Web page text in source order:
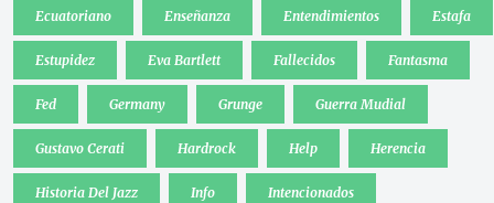
Ecuatoriano Enseñanza Entendimientos Estafa
Estupidez Eva Bartlett Fallecidos Fantasma
Fed Germany Grunge Guerra Mudial
Gustavo Cerati Hardrock Help Herencia
Historia Del Jazz Info Intencionados